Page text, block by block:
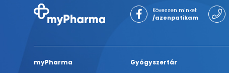
Kövessen minket
/azenpatikam
myPharma Gyógyszertár